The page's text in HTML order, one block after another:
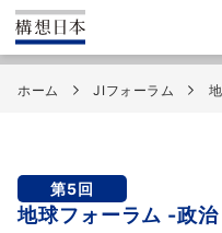
ホーム JIフォーラム
第5回
地球フォーラム -政